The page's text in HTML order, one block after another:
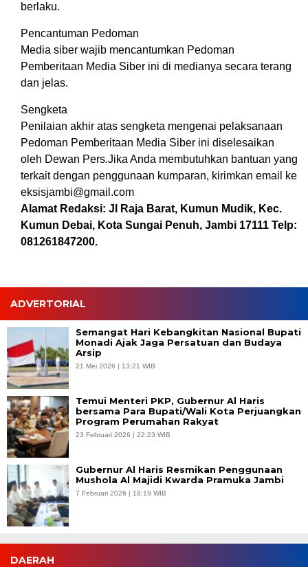
berlaku.
Pencantuman Pedoman
Media siber wajib mencantumkan Pedoman
Pemberitaan Media Siber ini di medianya secara terang
dan jelas.
Sengketa
Penilaian akhir atas sengketa mengenai pelaksanaan
Pedoman Pemberitaan Media Siber ini diselesaikan
oleh Dewan Pers.Jika Anda membutuhkan bantuan yang
terkait dengan penggunaan kumparan, kirimkan email ke
eksisjambi@gmail.com
Alamat Redaksi: Jl Raja Barat, Kumun Mudik, Kec.
Kumun Debai, Kota Sungai Penuh, Jambi 17111 Telp:
081261847200.
ADVERTORIAL
Semangat Hari Kebangkitan Nasional Bupati
Monadi Ajak Jaga Persatuan dan Budaya
Arsip
21 Mei 2026 | 13:21 WIB
Temui Menteri PKP, Gubernur Al Haris
bersama Para Bupati/Wali Kota Perjuangkan
Program Perumahan Rakyat
23 Februari 2026 | 22:23 WIB
Gubernur Al Haris Resmikan Penggunaan
Mushola Al Majidi Kwarda Pramuka Jambi
7 Februari 2026 | 18:19 WIB
DAERAH